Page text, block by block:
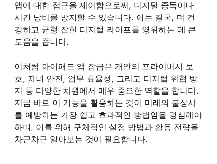
앱에 대한 접근을 제어함으로써, 디지털 중독이나
시간 낭비를 방지할 수 있습니다. 이는 결국, 더 건
강하고 균형 잡힌 디지털 라이프를 영위하는 데 큰
도움을 줍니다.
이처럼 아이패드 앱 잠금은 개인의 프라이버시 보
호, 자녀 안전, 업무 효율성, 그리고 디지털 위협 방
지 등 다양한 차원에서 매우 중요한 역할을 합니다.
지금 바로 이 기능을 활용하는 것이 미래의 불상사
를 예방하는 가장 쉽고 효과적인 방법임을 명심해야
하며, 이를 위해 구체적인 설정 방법과 활용 전략을
차근차근 알아보는 것이 필요합니다.